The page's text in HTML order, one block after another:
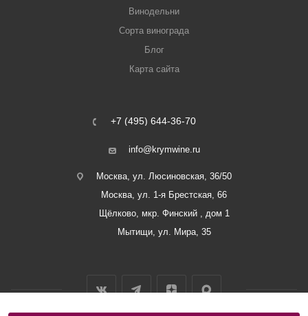
Винодельни
Сорта винограда
Блог
Карта сайта
+7 (495) 644-36-70
info@krymwine.ru
Москва, ул. Люсиновская, 36/50
Москва, ул. 1-я Брестская, 66
Щёлково, мкр. Финский , дом 1
Мытищи, ул. Мира, 35